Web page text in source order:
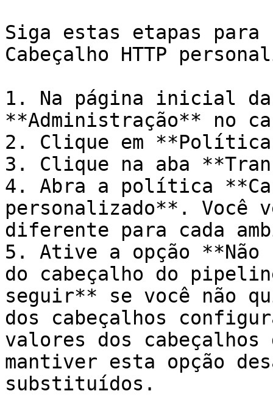
Siga estas etapas
Cabeçalho HTTP
1. Na página inicial
**Administração** no
2. Clique em
3. Clique na aba
4. Abra a política
personalizado**. Você
diferente para cada
5. Ative a opção
do cabeçalho do
seguir** se você não
dos cabeçalhos
valores dos
mantiver esta opção
substituídos.